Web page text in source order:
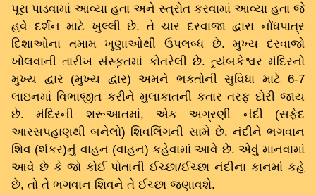
પૂરા પાડવામાં આવ્યા હતા અને સ્ત્રોત કરવામાં આવ્યા હતા જે
હવે દર્શન માટે ખુલ્લી છે. તે ચાર દરવાજા દ્વારા નોંધપાત્ર
દિશાઓના તમામ ખૂણાઓથી ઉપલબ્ધ છે. મુખ્ય દરવાજો
ખોલવાની તારીખ સંસ્કૃતમાં કોતરેલી છે. ત્ર્યંબકેશ્વર મંદિરનો
મુખ્ય દ્વાર (મુખ્ય દ્વાર) અમને ભક્તોની સુવિધા માટે 6-7
લાઇનમાં વિભાજીત કરીને મુલાકાતની કતાર તરફ દોરી જાય
છે. મંદિરની શરૂઆતમાં, એક અગ્રણી નંદી (સફેદ
આરસપહાણથી બનેલો) શિવલિંગની સામે છે. નંદીને ભગવાન
શિવ (શંકર)નું વાહન (વાહન) કહેવામાં આવે છે. એવું માનવામાં
આવે છે કે જો કોઈ પોતાની ઈચ્છા/ઈચ્છા નંદીના કાનમાં કહે
છે, તો તે ભગવાન શિવને તે ઈચ્છા જણાવશે.